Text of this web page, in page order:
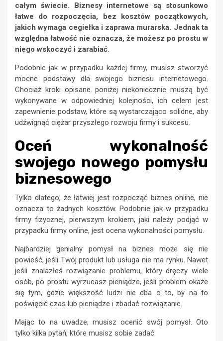
całym świecie. Biznesy internetowe są stosunkowo
łatwe do rozpoczęcia, bez kosztów początkowych,
jakich wymaga cegiełka i zaprawa murarska. Jednak ta
względna łatwość nie oznacza, że możesz po prostuw
niegowskoczyć i zarabiać.
Podobnie jak w przypadku każdej firmy, musisz stworzyć
mocne podstawy dla swojego biznesu internetowego.
Chociaż kroki opisane poniżej niekoniecznie muszą być
wykonywane w odpowiedniej kolejności, ich celem jest
zapewnienie podstaw, które są wystarczająco solidne, aby
udźwignąć ciężar przyszłego rozwoju firmy i sukcesu.
Oceń wykonalność
swojego nowego pomysłu
biznesowego
Tylko dlatego, że łatwiej jest rozpocząć biznes online, nie
oznacza to żadnych kosztów. Podobnie jak w przypadku
firmy fizycznej, pierwszym krokiem, jaki należy podjąć w
przypadku firmy online, jest ocena wykonalności pomysłu.
Najbardziej genialny pomysł na biznes może się nie
powieść, jeśli Twój produkt lub usługa nie ma rynku. Nawet
jeśli znalazłeś rozwiązanie problemu, który dręczy wiele
osób, po prostu wyrzucasz pieniądze, jeśli problem okaże
się tym, gdzie większość ludzi nie dba o to, by na to
poświęcić czas lub pieniądze i zbadać rozwiązanie.
Mając to na uwadze, musisz ocenić swój pomysł. Oto
tylko kilka pytań, które musisz sobie zadać: